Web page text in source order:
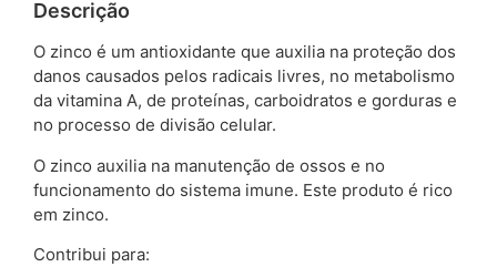
Descrição
O zinco é um antioxidante que auxilia na proteção dos
danos causados pelos radicais livres, no metabolismo
da vitamina A, de proteínas, carboidratos e gorduras e
no processo de divisão celular.
O zinco auxilia na manutenção de ossos e no
funcionamento do sistema imune. Este produto é rico
em zinco.
Contribui para: